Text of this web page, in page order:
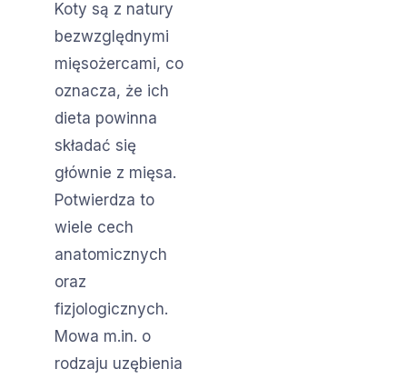
Koty są z natury
bezwzględnymi
mięsożercami, co
oznacza, że ich
dieta powinna
składać się
głównie z mięsa.
Potwierdza to
wiele cech
anatomicznych
oraz
fizjologicznych.
Mowa m.in. o
rodzaju uzębienia